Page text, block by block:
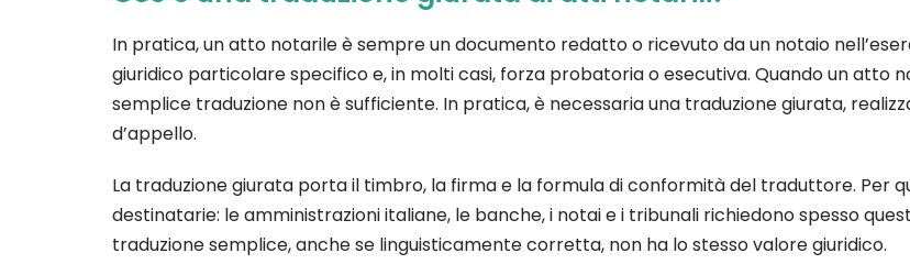
In pratica, un atto notarile è sempre un documento redatto o ricevuto da un notaio
giuridico particolare specifico e, in molti casi, forza probatoria o esecutiva. Quando un atto
semplice traduzione non è sufficiente. In pratica, è necessaria una traduzione giurata,
d’appello.
La traduzione giurata porta il timbro, la firma e la formula di conformità del traduttore. Per
destinatarie: le amministrazioni italiane, le banche, i notai e i tribunali richiedono spesso
traduzione semplice, anche se linguisticamente corretta, non ha lo stesso valore giuridico.